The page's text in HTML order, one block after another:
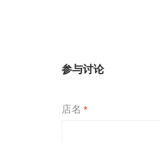
参与讨论
店名 *